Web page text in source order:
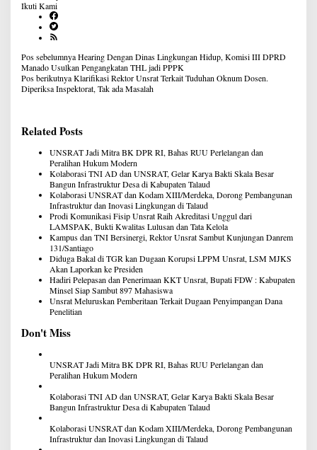
Ikuti Kami
Navigasi
pos
Pos sebelumnyaHearing Dengan Dinas Lingkungan Hidup, Komisi III DPRD
Manado Usulkan Pengangkatan THL jadi PPPK
Pos berikutnyaKlarifikasi Rektor Unsrat Terkait Tuduhan Oknum Dosen.
Diperiksa Inspektorat, Tak ada Masalah
Related Posts
UNSRAT Jadi Mitra BK DPR RI, Bahas RUU Perlelangan dan
Peralihan Hukum Modern
Kolaborasi TNI AD dan UNSRAT, Gelar Karya Bakti Skala Besar
Bangun Infrastruktur Desa di Kabupaten Talaud
Kolaborasi UNSRAT dan Kodam XIII/Merdeka, Dorong Pembangunan
Infrastruktur dan Inovasi Lingkungan di Talaud
Prodi Komunikasi Fisip Unsrat Raih Akreditasi Unggul dari
LAMSPAK, Bukti Kwalitas Lulusan dan Tata Kelola
Kampus dan TNI Bersinergi, Rektor Unsrat Sambut Kunjungan Danrem
131/Santiago
Diduga Bakal di TGR kan Dugaan Korupsi LPPM Unsrat, LSM MJKS
Akan Laporkan ke Presiden
Hadiri Pelepasan dan Penerimaan KKT Unsrat, Bupati FDW : Kabupaten
Minsel Siap Sambut 897 Mahasiswa
Unsrat Meluruskan Pemberitaan Terkait Dugaan Penyimpangan Dana
Penelitian
Don't Miss
UNSRAT Jadi Mitra BK DPR RI, Bahas RUU Perlelangan dan
Peralihan Hukum Modern
Kolaborasi TNI AD dan UNSRAT, Gelar Karya Bakti Skala Besar
Bangun Infrastruktur Desa di Kabupaten Talaud
Kolaborasi UNSRAT dan Kodam XIII/Merdeka, Dorong Pembangunan
Infrastruktur dan Inovasi Lingkungan di Talaud